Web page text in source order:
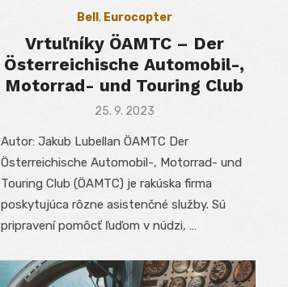
Bell , Eurocopter
Vrtuľníky ÖAMTC – Der
Österreichische Automobil-,
Motorrad- und Touring Club
Posted
25. 9. 2023
Autor: Jakub Lubellan ÖAMTC Der
Österreichische Automobil-, Motorrad- und
Touring Club (ÖAMTC) je rakúska firma
poskytujúca rôzne asistenčné služby. Sú
pripravení pomôcť ľuďom v núdzi, …